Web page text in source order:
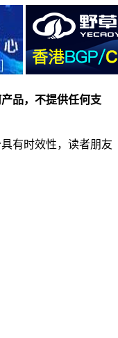
品，不提供任何支
有时效性，读者朋友